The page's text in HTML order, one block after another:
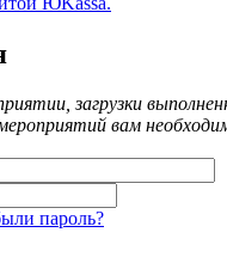
загрузки
вам
пароль?